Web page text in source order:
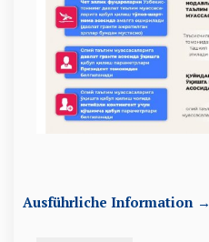
Ausführliche Information →